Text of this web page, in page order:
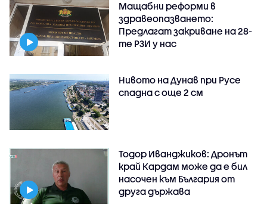
Мащабни реформи в
здравеопазването:
Предлагат закриване на 28-
те РЗИ у нас
Нивото на Дунав при Русе
спадна с още 2 см
Тодор Иванджиков: Дронът
край Кардам може да е бил
насочен към България от
друга държава